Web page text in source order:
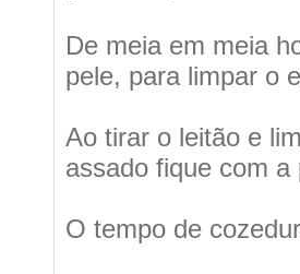
De meia em meia
pele, para limpar o
Ao tirar o leitão e
assado fique com
O tempo de